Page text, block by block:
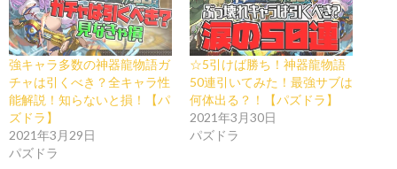
強キャラ多数の神器龍物語ガ
チャは引くべき？全キャラ性
能解説！知らないと損！【パ
ズドラ】
2021年3月29日
パズドラ
☆5引けば勝ち！神器龍物語
50連引いてみた！最強サブは
何体出る？！【パズドラ】
2021年3月30日
パズドラ